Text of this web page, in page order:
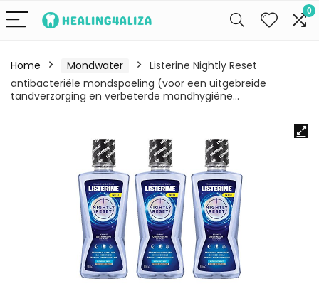
0
Home Mondwater
Listerine Nightly Reset
antibacteriële mondspoeling (voor een uitgebreide
tandverzorging en verbeterde mondhygiëne…